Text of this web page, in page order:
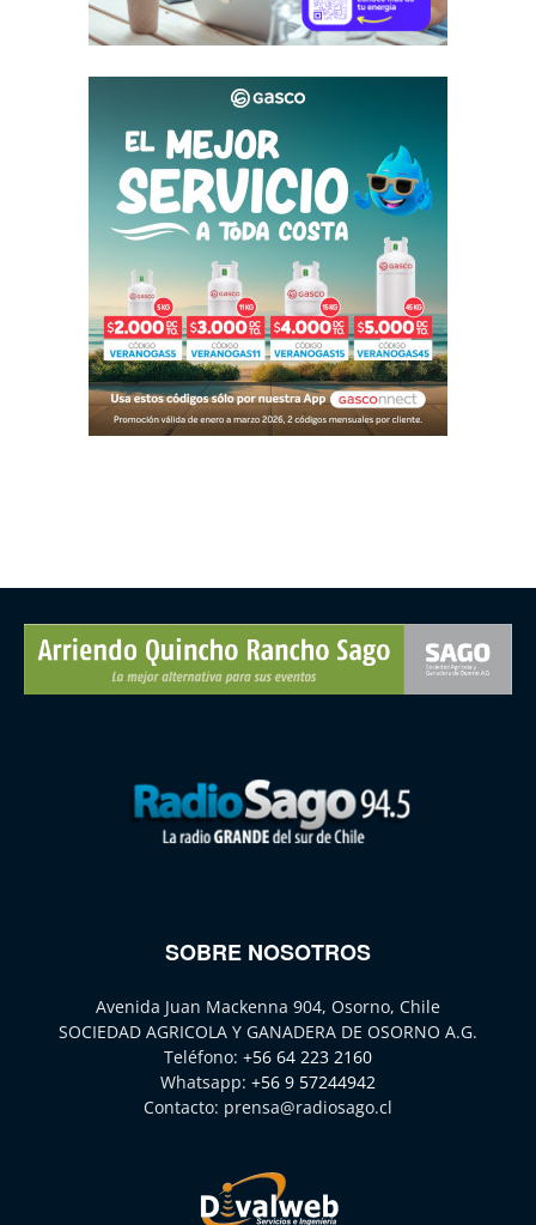
SOBRE NOSOTROS
Avenida Juan Mackenna 904, Osorno, Chile
SOCIEDAD AGRICOLA Y GANADERA DE OSORNO A.G.
Teléfono: +56 64 223 2160
Whatsapp: +56 9 57244942
Contacto: prensa@radiosago.cl